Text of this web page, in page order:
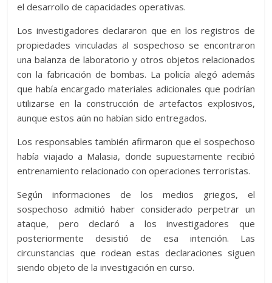
el desarrollo de capacidades operativas.
Los investigadores declararon que en los registros de
propiedades vinculadas al sospechoso se encontraron
una balanza de laboratorio y otros objetos relacionados
con la fabricación de bombas. La policía alegó además
que había encargado materiales adicionales que podrían
utilizarse en la construcción de artefactos explosivos,
aunque estos aún no habían sido entregados.
Los responsables también afirmaron que el sospechoso
había viajado a Malasia, donde supuestamente recibió
entrenamiento relacionado con operaciones terroristas.
Según informaciones de los medios griegos, el
sospechoso admitió haber considerado perpetrar un
ataque, pero declaró a los investigadores que
posteriormente desistió de esa intención. Las
circunstancias que rodean estas declaraciones siguen
siendo objeto de la investigación en curso.